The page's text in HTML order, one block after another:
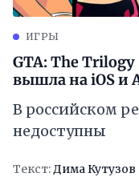
ИГРЫ
GTA: The
вышла на iOS и
В российском
недоступны
Текст:Дима Кутузов